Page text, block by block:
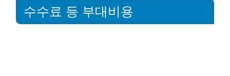
수수료 등 부대비용